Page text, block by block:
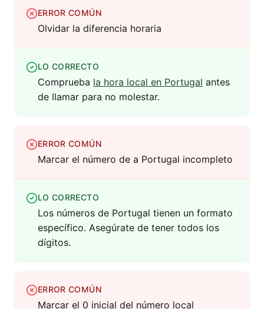
ERROR COMÚN
Olvidar la diferencia horaria
LO CORRECTO
Comprueba la hora local en Portugal antes
de llamar para no molestar.
ERROR COMÚN
Marcar el número de a Portugal incompleto
LO CORRECTO
Los números de Portugal tienen un formato
específico. Asegúrate de tener todos los
dígitos.
ERROR COMÚN
Marcar el 0 inicial del número local